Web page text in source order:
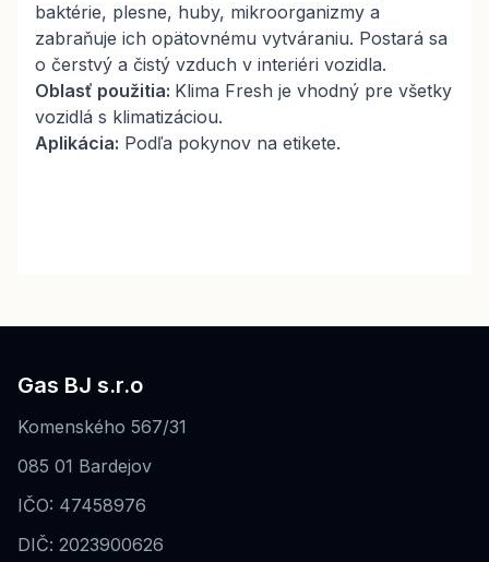
baktérie, plesne, huby, mikroorganizmy a
zabraňuje ich opätovnému vytváraniu. Postará sa
o čerstvý a čistý vzduch v interiéri vozidla.
Oblasť použitia: Klima Fresh je vhodný pre všetky
vozidlá s klimatizáciou.
Aplikácia: Podľa pokynov na etikete.
Gas BJ s.r.o
Komenského 567/31
085 01 Bardejov
IČO: 47458976
DIČ: 2023900626